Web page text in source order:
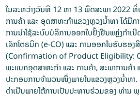
ໃນລະຫວ່າງວັນທີ 12 ຫາ 13 ພຶດສະພາ 2022
ການຄ້າ ແລະ ອຸດສາຫະກຳແຂວງຫຼວງນ້ຳທາ ໄດ້
ການນຳໃຊ້ລະບົບບໍລິການອອກໃບຢັ້ງຢືນແຫຼ່ງກໍາເ
ເລັກໂຕຣນິກ (e-CO) ແລະ ການອອກໃບຮັບຮອງ
(Confirmation of Product Eligibility:
ພະແນກອຸດສາຫະກຳ ແລະ ການຄ້າ, ສະພາການຄ້າ
ປະກອບການຈຳນວນໜຶ່ງພາຍໃນແຂວງຫຼວງນ້ຳທ
ດຳເນີນພາຍໃຕ້ການເປັນປະທານຮ່ວມຂອງ ທ່າ